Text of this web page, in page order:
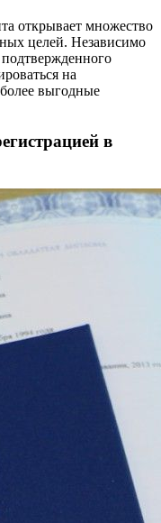
открывает множество
целей. Независимо
на
выгодные
в